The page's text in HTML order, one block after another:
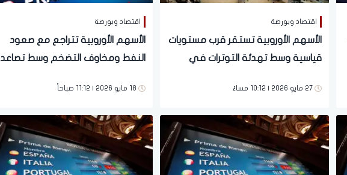
اقتصاد وبورصة
الأسهم الأوروبية تستقر قرب مستويات
قياسية وسط تهدئة التوترات في
27 مايو 2026 | 10:12 مساءً
اقتصاد وبورصة
الأسهم الأوروبية تتراجع مع صعود
النفط ومخاوف التضخم وسط تصاعد
18 مايو 2026 | 11:12 صباحاً